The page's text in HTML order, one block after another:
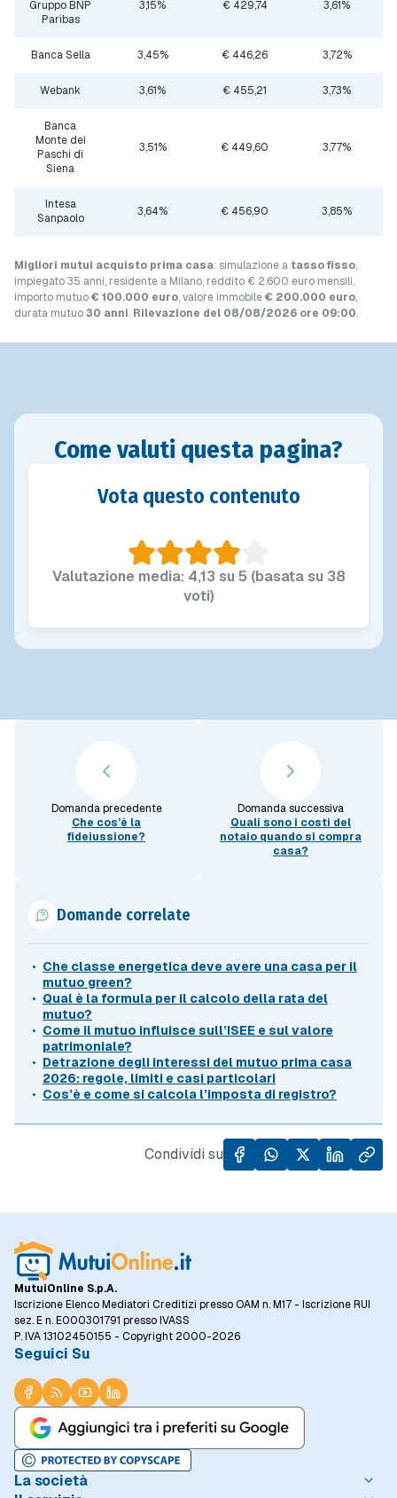
Gruppo BNP
Paribas
3,15% € 429,74 3,61%
Banca Sella 3,45% € 446,26 3,72%
Webank 3,61% € 455,21 3,73%
Banca
Monte dei
Paschi di
Siena
3,51% € 449,60 3,77%
Intesa
Sanpaolo
3,64% € 456,90 3,85%
Migliori mutui acquisto prima casa: simulazione a tasso fisso,
impiegato 35 anni, residente a Milano, reddito € 2.600 euro mensili,
importo mutuo€ 100.000 euro, valore immobile€ 200.000 euro,
durata mutuo30 anni. Rilevazione del 08/08/2026 ore 09:00.
Come valuti questa pagina?
Vota questo contenuto
Valutazione media: 4,13 su 5 (basata su 38
voti)
Domanda precedente
Che cos’è la
fideiussione?
Domanda successiva
Quali sono i costi del
notaio quando si compra
casa?
Domande correlate
Che classe energetica deve avere una casa per il
mutuo green?
Qual è la formula per il calcolo della rata del
mutuo?
Come il mutuo influisce sull’ISEE e sul valore
patrimoniale?
Detrazione degli interessi del mutuo prima casa
2026: regole, limiti e casi particolari
Cos’è e come si calcola l’imposta di registro?
Condividi su
MutuiOnline S.p.A.
Iscrizione Elenco Mediatori Creditizi presso OAM n. M17 - Iscrizione RUI
sez. E n. E000301791 presso IVASS
P. IVA 13102450155 - Copyright 2000-2026
Seguici Su
La società